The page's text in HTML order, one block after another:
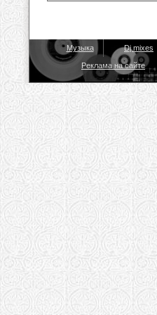
Музыка Dj mixes
Реклама на сайте